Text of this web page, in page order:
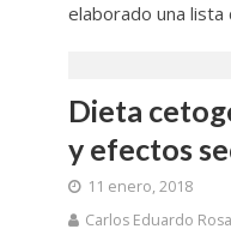
elaborado una lista
Dieta
y efectos
11 enero, 2018
Carlos Eduardo